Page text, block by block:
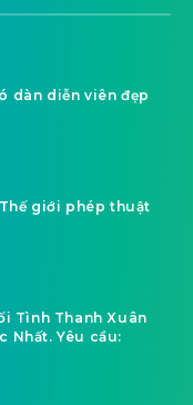
dàn diễn viên đẹp
giới phép thuật
Tình Thanh Xuân
Nhất. Yêu cầu: